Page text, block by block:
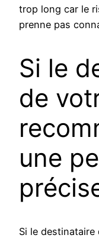
trop long car le
prenne pas
Si le
de
une
Si le